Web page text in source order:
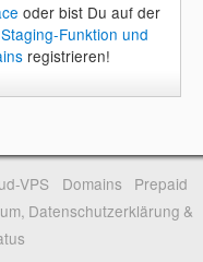
oder bist Du auf der
Funktion und
registrieren!
VPS Domains
Prepaid
Datenschutzerklärung &